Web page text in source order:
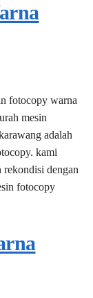
fotocopy warna
mesin
adalah
kami
rekondisi dengan
fotocopy